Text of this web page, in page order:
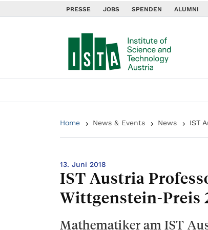
PRESSE JOBS SPENDEN ALUMNI
Home News & Events News IST
13. Juni 2018
IST Austria
Wittgenstein-Preis
Mathematiker am IST